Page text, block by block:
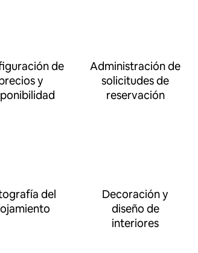
de
y
Administración de
solicitudes de
reservación
del
Decoración y
diseño de
interiores